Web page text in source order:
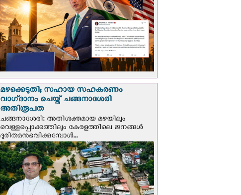
മഴക്കെടുതി; സഹായ സഹകരണം
വാഗ്‌ദാനം ചെയ്ത് ചങ്ങനാശേരി
അതിരൂപത
ചങ്ങനാശേരി: അതിശക്തമായ മഴയിലും
വെള്ളപ്പൊക്കത്തിലും കേരളത്തിലെ ജനങ്ങൾ
ദുരിതമനുഭവിക്കുമ്പോൾ...